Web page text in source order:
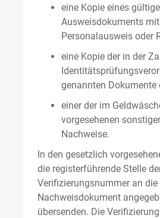
eine Kopie eines
Ausweisdokuments
Personalausweis oder
eine Kopie der in der
genannten Dokumente
einer der im
vorgesehenen
Nachweise.
In den gesetzlich
die registerführende Stelle
Verifizierungsnummer an die
Nachweisdokument
übersenden. Die